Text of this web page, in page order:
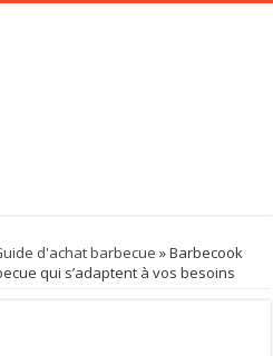
d'achat barbecue »Barbecook
qui s’adaptent à vos besoins